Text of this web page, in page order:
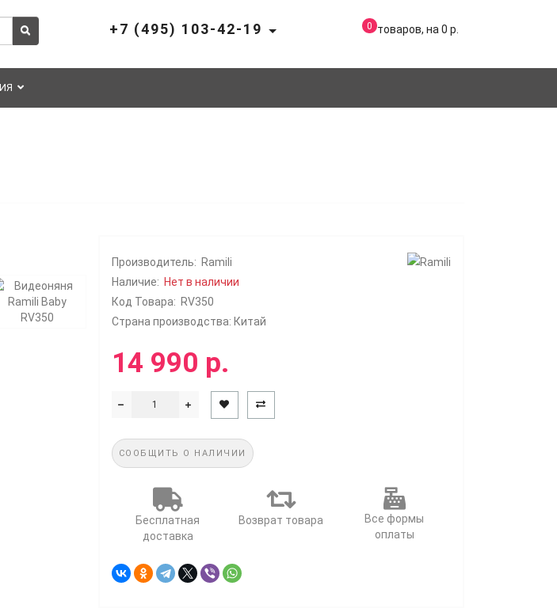
0 товаров, на 0 р.
+7 (495) 103-42-19
Производитель: Ramili
Наличие: Нет в наличии
Код Товара: RV350
Страна производства: Китай
14 990 р.
СООБЩИТЬ О НАЛИЧИИ
Бесплатная
доставка
Возврат товара
Все формы
оплаты